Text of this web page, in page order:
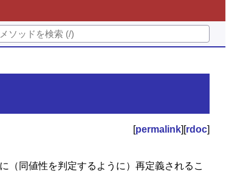
[permalink][rdoc]
（同値性を判定するように）再定義されるこ